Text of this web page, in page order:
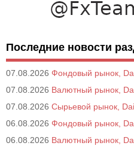
Последние новости
07.08.2026 Фондовый рынок,
07.08.2026 Валютный рынок,
07.08.2026 Сырьевой рынок,
06.08.2026 Фондовый рынок,
06.08.2026 Валютный рынок,